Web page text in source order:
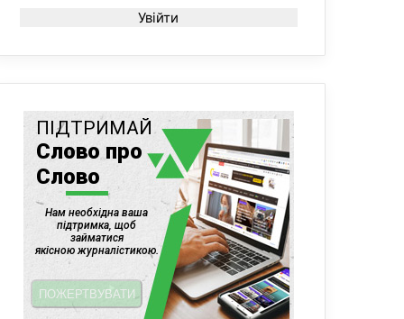
Увійти